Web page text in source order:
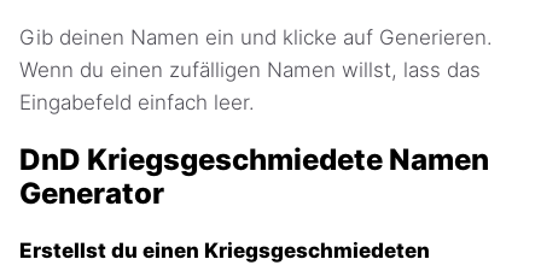
Gib deinen Namen ein und klicke auf Generieren.
Wenn du einen zufälligen Namen willst, lass das
Eingabefeld einfach leer.
DnD Kriegsgeschmiedete Namen
Generator
Erstellst du einen Kriegsgeschmiedeten